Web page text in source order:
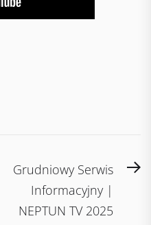
Grudniowy Serwis
Informacyjny |
NEPTUN TV 2025